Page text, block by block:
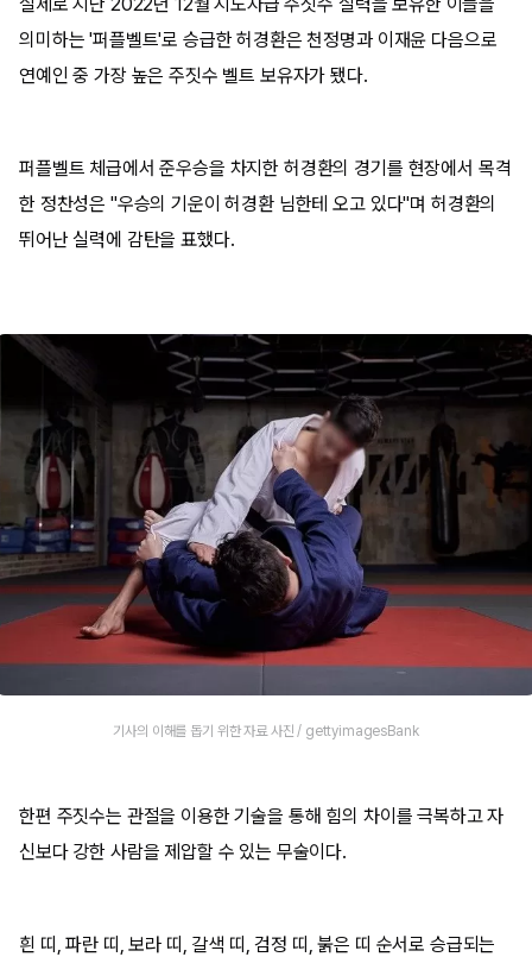
의미하는 '퍼플벨트'로 승급한 허경환은 천정명과 이재윤 다음으로
연예인 중 가장 높은 주짓수 벨트 보유자가 됐다.
퍼플벨트 체급에서 준우승을 차지한 허경환의 경기를 현장에서 목격
한 정찬성은 "우승의 기운이 허경환 님한테 오고 있다"며 허경환의
뛰어난 실력에 감탄을 표했다.
기사의 이해를 돕기 위한 자료 사진 / gettyimagesBank
한편 주짓수는 관절을 이용한 기술을 통해 힘의 차이를 극복하고 자
신보다 강한 사람을 제압할 수 있는 무술이다.
흰 띠, 파란 띠, 보라 띠, 갈색 띠, 검정 띠, 붉은 띠 순서로 승급되는